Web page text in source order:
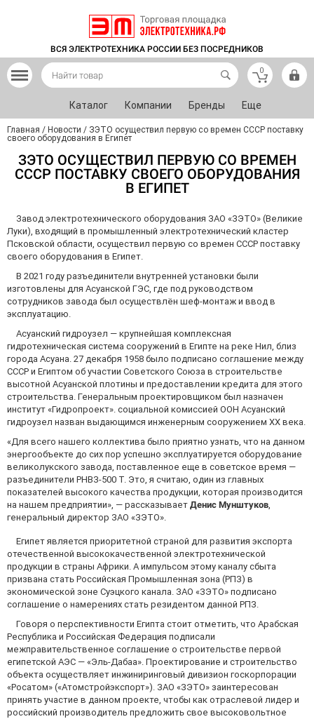
ВСЯ ЭЛЕКТРОТЕХНИКА РОССИИ БЕЗ ПОСРЕДНИКОВ
0
Каталог Компании Бренды Еще
Главная / Новости / ЗЭТО осуществил первую со времен СССР поставку
своего оборудования в Египет
ЗЭТО ОСУЩЕСТВИЛ ПЕРВУЮ СО ВРЕМЕН
СССР ПОСТАВКУ СВОЕГО ОБОРУДОВАНИЯ
В ЕГИПЕТ
Завод электротехнического оборудования ЗАО «ЗЭТО» (Великие
Луки), входящий в промышленный электротехнический кластер
Псковской области, осуществил первую со времен СССР поставку
своего оборудования в Египет.
В 2021 году разъединители внутренней установки были
изготовлены для Асуанской ГЭС, где под руководством
сотрудников завода был осуществлён шеф-монтаж и ввод в
эксплуатацию.
Асуанский гидроузел — крупнейшая комплексная
гидротехническая система сооружений в Египте на реке Нил, близ
города Асуана. 27 декабря 1958 было подписано соглашение между
СССР и Египтом об участии Советского Союза в строительстве
высотной Асуанской плотины и предоставлении кредита для этого
строительства. Генеральным проектировщиком был назначен
институт «Гидропроект». социальной комиссией ООН Асуанский
гидроузел назван выдающимся инженерным сооружением XX века.
«Для всего нашего коллектива было приятно узнать, что на данном
энергообъекте до сих пор успешно эксплуатируется оборудование
великолукского завода, поставленное еще в советское время —
разъединители РНВЗ-500 Т. Это, я считаю, один из главных
показателей высокого качества продукции, которая производится
на нашем предприятии», — рассказывает Денис Мунштуков,
генеральный директор ЗАО «ЗЭТО».
Египет является приоритетной страной для развития экспорта
отечественной высококачественной электротехнической
продукции в страны Африки. А импульсом этому каналу сбыта
призвана стать Российская Промышленная зона (РПЗ) в
экономической зоне Суэцкого канала. ЗАО «ЗЭТО» подписано
соглашение о намерениях стать резидентом данной РПЗ.
Говоря о перспективности Египта стоит отметить, что Арабская
Республика и Российская Федерация подписали
межправительственное соглашение о строительстве первой
египетской АЭС — «Эль-Дабаа». Проектирование и строительство
объекта осуществляет инжиниринговый дивизион госкорпорации
«Росатом» («Атомстройэкспорт»). ЗАО «ЗЭТО» заинтересован
принять участие в данном проекте, чтобы как отраслевой лидер и
российский производитель предложить свое высоковольтное